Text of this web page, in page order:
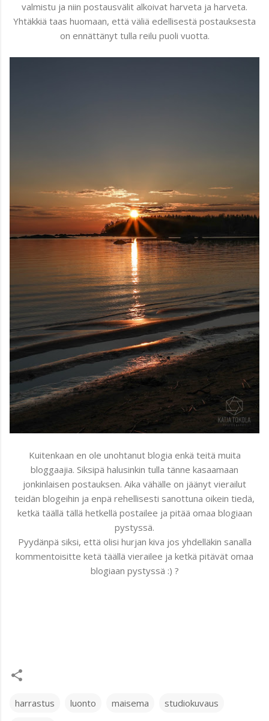
valmistu ja niin postausvälit alkoivat harveta ja harveta.
Yhtäkkiä taas huomaan, että väliä edellisestä postauksesta
on ennättänyt tulla reilu puoli vuotta.
Kuitenkaan en ole unohtanut blogia enkä teitä muita
bloggaajia. Siksipä halusinkin tulla tänne kasaamaan
jonkinlaisen postauksen. Aika vähälle on jäänyt vierailut
teidän blogeihin ja enpä rehellisesti sanottuna oikein tiedä,
ketkä täällä tällä hetkellä postailee ja pitää omaa blogiaan
pystyssä.
Pyydänpä siksi, että olisi hurjan kiva jos yhdelläkin sanalla
kommentoisitte ketä täällä vierailee ja ketkä pitävät omaa
blogiaan pystyssä :) ?
harrastus luonto maisema studiokuvaus